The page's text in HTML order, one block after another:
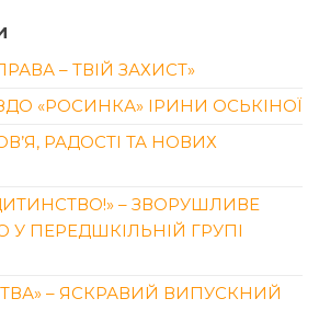
– ТВІЙ ЗАХИСТ»
«РОСИНКА» ІРИНИ ОСЬКІНОЇ
РАДОСТІ ТА НОВИХ
– ЗВОРУШЛИВЕ
У ПЕРЕДШКІЛЬНІЙ ГРУПІ
– ЯСКРАВИЙ ВИПУСКНИЙ